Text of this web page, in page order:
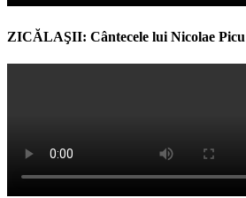
ZICĂLAŞII: Cântecele lui Nicolae Picu